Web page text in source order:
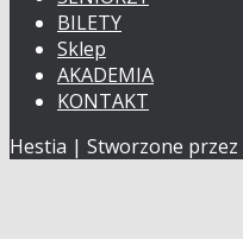
BILETY
Sklep
AKADEMIA
KONTAKT
Hestia | Stworzone przez